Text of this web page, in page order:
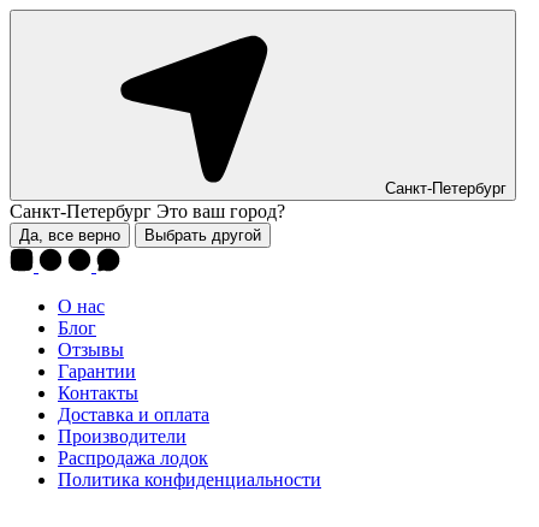
Санкт-Петербург
Санкт-Петербург Это ваш город?
Да, все верно Выбрать другой
О нас
Блог
Отзывы
Гарантии
Контакты
Доставка и оплата
Производители
Распродажа лодок
Политика конфиденциальности